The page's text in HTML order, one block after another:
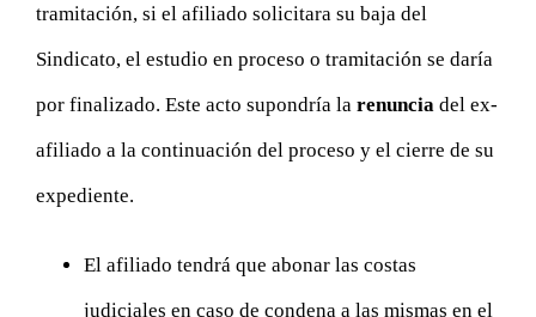
tramitación, si el afiliado solicitara su baja del
Sindicato, el estudio en proceso o tramitación se daría
por finalizado. Este acto supondría la renuncia del ex-
afiliado a la continuación del proceso y el cierre de su
expediente.
El afiliado tendrá que abonar las costas
judiciales en caso de condena a las mismas en el